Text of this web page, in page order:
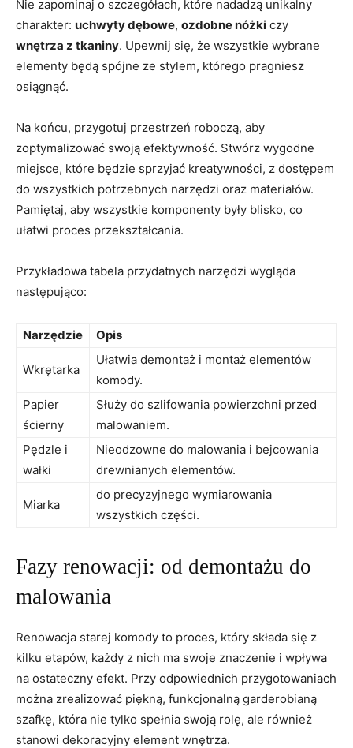
Nie zapominaj o szczegółach, które nadadzą unikalny
charakter: uchwyty dębowe, ozdobne nóżki czy
wnętrza z tkaniny. Upewnij się, że wszystkie wybrane
elementy będą spójne ze stylem, którego pragniesz
osiągnąć.
Na końcu, przygotuj przestrzeń roboczą, aby
zoptymalizować swoją efektywność. Stwórz wygodne
miejsce, które będzie sprzyjać kreatywności, z dostępem
do wszystkich potrzebnych narzędzi oraz materiałów.
Pamiętaj, aby wszystkie komponenty były blisko, co
ułatwi proces przekształcania.
Przykładowa tabela przydatnych narzędzi wygląda
następująco:
Narzędzie Opis
Wkrętarka
Ułatwia demontaż i montaż elementów
komody.
Papier
ścierny
Służy do szlifowania powierzchni przed
malowaniem.
Pędzle i
wałki
Nieodzowne do malowania i bejcowania
drewnianych elementów.
Miarka
do precyzyjnego wymiarowania
wszystkich części.
Fazy renowacji: od demontażu do
malowania
Renowacja starej komody to proces, który składa się z
kilku etapów, każdy z nich ma swoje znaczenie i wpływa
na ostateczny efekt. Przy odpowiednich przygotowaniach
można zrealizować piękną, funkcjonalną garderobianą
szafkę, która nie tylko spełnia swoją rolę, ale również
stanowi dekoracyjny element wnętrza.